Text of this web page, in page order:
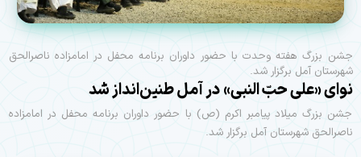
جشن بزرگ هفته وحدت با حضور داوران برنامه محفل در امامزاده ناصرالحق
شهرستان آمل برگزار شد.
نوای «علی حبّ النبی» در آمل طنین‌انداز شد
جشن بزرگ میلاد پیامبر اکرم (ص) با حضور داوران برنامه محفل در امامزاده
ناصرالحق شهرستان آمل برگزار شد.